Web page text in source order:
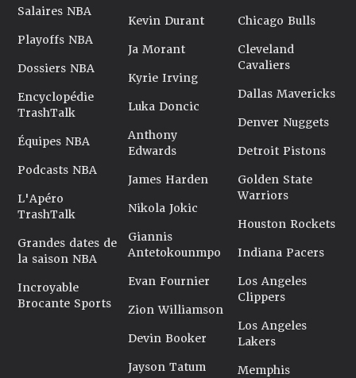
Salaires NBA
Playoffs NBA
Dossiers NBA
Encyclopédie
TrashTalk
Équipes NBA
Podcasts NBA
L'Apéro
TrashTalk
Grandes dates de
la saison NBA
Incroyable
Brocante Sports
Kevin Durant
Ja Morant
Kyrie Irving
Luka Doncic
Anthony
Edwards
James Harden
Nikola Jokic
Giannis
Antetokounmpo
Evan Fournier
Zion Williamson
Devin Booker
Jayson Tatum
Chicago Bulls
Cleveland
Cavaliers
Dallas Mavericks
Denver Nuggets
Detroit Pistons
Golden State
Warriors
Houston Rockets
Indiana Pacers
Los Angeles
Clippers
Los Angeles
Lakers
Memphis